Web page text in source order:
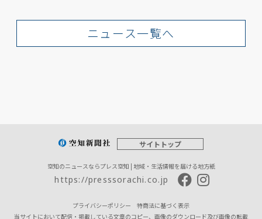
ニュース一覧へ
サイトトップ
空知のニュースならプレス空知 | 地域・生活情報を届ける地方紙
https://presssorachi.co.jp
プライバシーポリシー
特商法に基づく表示
当サイトにおいて配信・掲載している文章のコピー、画像のダウンロード及び画像の転載